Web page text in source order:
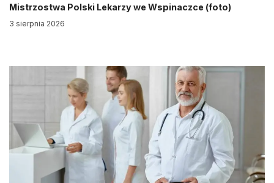
Mistrzostwa Polski Lekarzy we Wspinaczce (foto)
3 sierpnia 2026